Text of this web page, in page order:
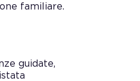
familiare.
guidate,